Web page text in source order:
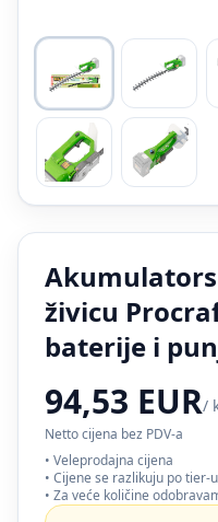
živicu
baterije i
94,53 EUR/
Netto cijena bez PDV-a
• Veleprodajna cijena
• Cijene se razlikuju po tier-
• Za veće količine